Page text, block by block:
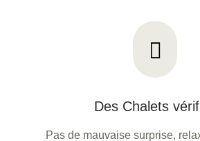
Des Chalets
Pas de mauvaise surprise,